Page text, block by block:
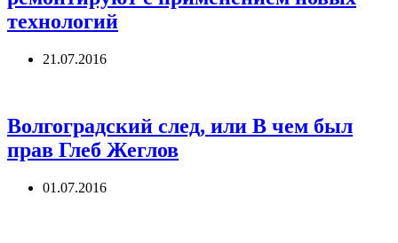
технологий
21.07.2016
Волгоградский след, или В чем был
прав Глеб Жеглов
01.07.2016